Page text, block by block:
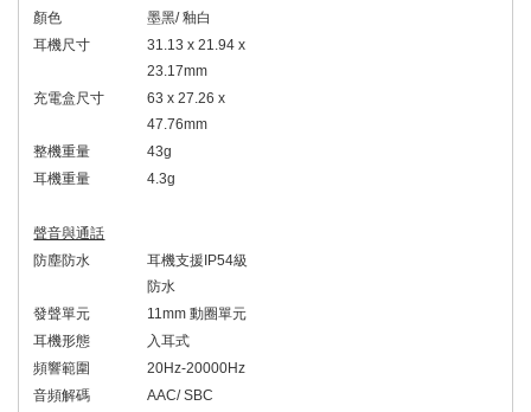
顏色
墨黑/釉白
耳機尺寸
31.13 x 21.94 x
23.17mm
充電盒尺寸
63 x 27.26 x
47.76mm
整機重量
43g
耳機重量
4.3g
聲音與通話
防塵防水
耳機支援IP54級
防水
發聲單元
11mm動圈單元
耳機形態
入耳式
頻響範圍
20Hz-20000Hz
音頻解碼
AAC/ SBC